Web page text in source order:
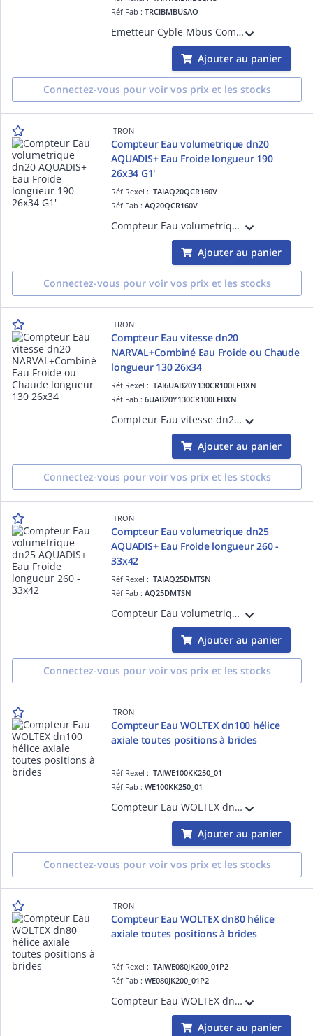
Réf Fab :TRCIBMBUSAO
Emetteur Cyble Mbus Compatible avec tous les compteurs d'eau Itron à totalisateur Cyble depuis 1997 (prévoir Kit de paramètrage Cyble Mbus pour ordinateur portable compatible (Réf Itron 13760)
Ajouter au panier
Connectez-vous pour voir vos prix et les stocks
ITRON
Compteur Eau volumetrique dn20
AQUADIS+ Eau Froide longueur 190
26x34 G1'
Réf Rexel :TAIAQ20QCR160V
Réf Fab :AQ20QCR160V
Compteur Eau volumetrique dn20 AQUADIS+ Eau Froide longueur 190 26x34 G1'-Débit de démarrage 2L/h R160 toutes positions-Totalisateur TSN compatible avec Emetteurs Cyble
Ajouter au panier
Connectez-vous pour voir vos prix et les stocks
ITRON
Compteur Eau vitesse dn20
NARVAL+Combiné Eau Froide ou Chaude
longueur 130 26x34
Réf Rexel :TAI6UAB20Y130CR100LFBXN
Réf Fab :6UAB20Y130CR100LFBXN
Compteur Eau vitesse dn20 NARVAL+Combiné Eau Froide ou Chaude longueur 130 26x34-Débit de démarrage 11L/h R100/63-Totalisateur TSN compatible avec Emetteurs Cyble
Ajouter au panier
Connectez-vous pour voir vos prix et les stocks
ITRON
Compteur Eau volumetrique dn25
AQUADIS+ Eau Froide longueur 260 -
33x42
Réf Rexel :TAIAQ25DMTSN
Réf Fab :AQ25DMTSN
Compteur Eau volumetrique dn25 AQUADIS+ Eau Froide longueur 260-33x42-Débit de démarrage 6L/h R160-Totalisateur TSN compatible avec Emetteurs Cyble
Ajouter au panier
Connectez-vous pour voir vos prix et les stocks
ITRON
Compteur Eau WOLTEX dn100 hélice
axiale toutes positions à brides
Réf Rexel :TAIWE100KK250_01
Réf Fab :WE100KK250_01
Compteur Eau WOLTEX dn100 hélice axiale toutes positions à brides Longueur 250 R100- Totalisateur Verre métal Compatible avec Emetteurs Cyble
Ajouter au panier
Connectez-vous pour voir vos prix et les stocks
ITRON
Compteur Eau WOLTEX dn80 hélice
axiale toutes positions à brides
Réf Rexel :TAIWE080JK200_01P2
Réf Fab :WE080JK200_01P2
Compteur Eau WOLTEX dn80 hélice axiale toutes positions à brides Longueur 200 R100- Totalisateur Verre métal Compatible avec Emetteurs Cyble
Ajouter au panier